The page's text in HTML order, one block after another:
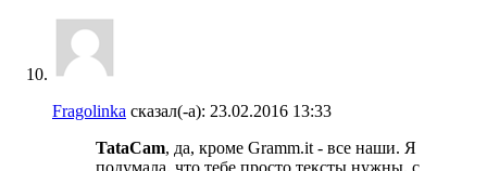
Fragolinka сказал(-а): 23.02.2016 13:33
TataCam, да, кроме Gramm.it - все наши. Я
подумала, что тебе просто тексты нужны, с